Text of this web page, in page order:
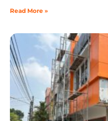
Read More »